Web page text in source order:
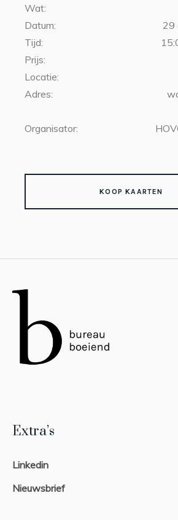
Wat:
Datum:
29
Tijd:
Prijs:
Locatie:
Adres:
Organisator:
KOOP KAARTEN
Extra’s
Linkedin
Nieuwsbrief